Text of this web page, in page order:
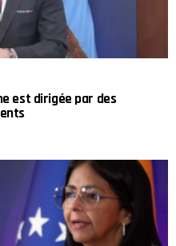
est dirigée par des